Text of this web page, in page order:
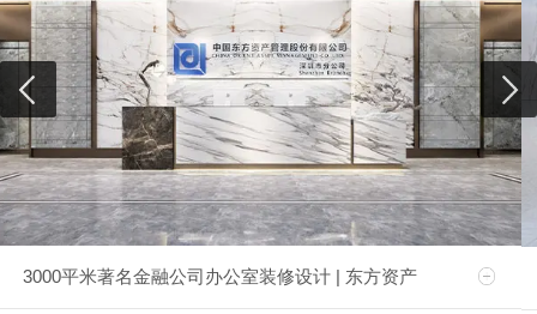
3000平米著名金融公司办公室装修设计 | 东方资产